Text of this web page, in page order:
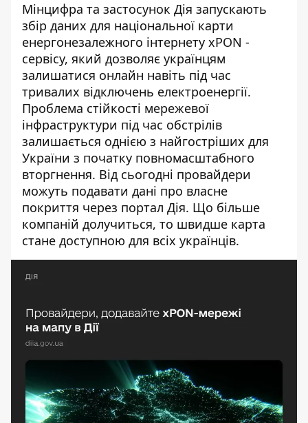
Мінцифра та застосунок Дія запускають
збір даних для національної карти
енергонезалежного інтернету xPON -
сервісу, який дозволяє українцям
залишатися онлайн навіть під час
тривалих відключень електроенергії.
Проблема стійкості мережевої
інфраструктури під час обстрілів
залишається однією з найгостріших для
України з початку повномасштабного
вторгнення. Від сьогодні провайдери
можуть подавати дані про власне
покриття через портал Дія. Що більше
компаній долучиться, то швидше карта
стане доступною для всіх українців.